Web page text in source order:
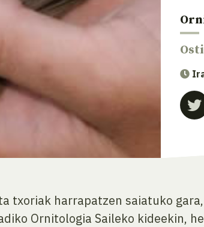
txoriak harrapatzen saiatuko
Ornitologia Saileko kideekin,